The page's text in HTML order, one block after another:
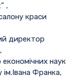
,
краси
директор
наук
ім.Івана Франка,